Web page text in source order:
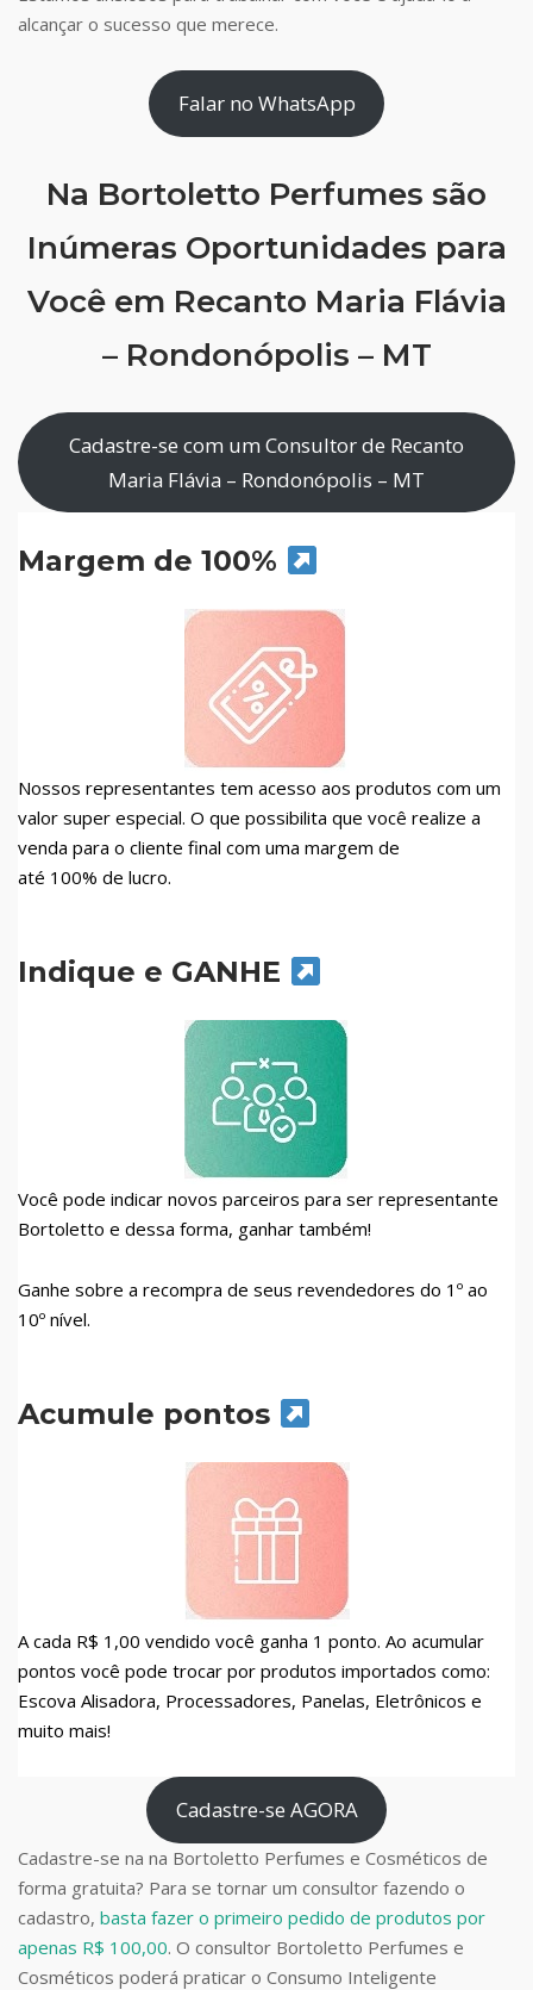
alcançar o sucesso que merece.
Falar no WhatsApp
Na Bortoletto Perfumes são
Inúmeras Oportunidades para
Você em Recanto Maria Flávia
– Rondonópolis – MT
Cadastre-se com um Consultor de Recanto
Maria Flávia – Rondonópolis – MT
Margem de 100%
Nossos representantes tem acesso aos produtos com um
valor super especial. O que possibilita que você realize a
venda para o cliente final com uma margem de
até 100% de lucro.
Indique e GANHE
Você pode indicar novos parceiros para ser representante
Bortoletto e dessa forma, ganhar também!
Ganhe sobre a recompra de seus revendedores do 1º ao
10º nível.
Acumule pontos
A cada R$ 1,00 vendido você ganha 1 ponto. Ao acumular
pontos você pode trocar por produtos importados como:
Escova Alisadora, Processadores, Panelas, Eletrônicos e
muito mais!
Cadastre-se AGORA
Cadastre-se na na Bortoletto Perfumes e Cosméticos de
forma gratuita? Para se tornar um consultor fazendo o
cadastro, basta fazer o primeiro pedido de produtos por
apenas R$ 100,00. O consultor Bortoletto Perfumes e
Cosméticos poderá praticar o Consumo Inteligente